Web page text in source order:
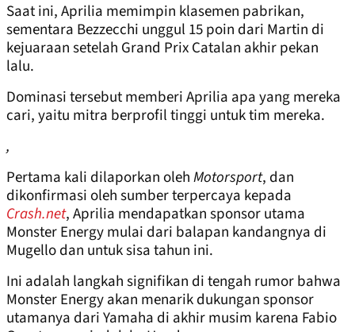
Saat ini, Aprilia memimpin klasemen pabrikan,
sementara Bezzecchi unggul 15 poin dari Martin di
kejuaraan setelah Grand Prix Catalan akhir pekan
lalu.
Dominasi tersebut memberi Aprilia apa yang mereka
cari, yaitu mitra berprofil tinggi untuk tim mereka.
,
Pertama kali dilaporkan olehMotorsport, dan
dikonfirmasi oleh sumber terpercaya kepada
Crash.net, Aprilia mendapatkan sponsor utama
Monster Energy mulai dari balapan kandangnya di
Mugello dan untuk sisa tahun ini.
Ini adalah langkah signifikan di tengah rumor bahwa
Monster Energy akan menarik dukungan sponsor
utamanya dari Yamaha di akhir musim karena Fabio